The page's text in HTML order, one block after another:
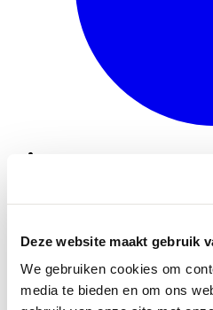
Deze website maakt gebruik
We gebruiken cookies om
media te bieden en om ons